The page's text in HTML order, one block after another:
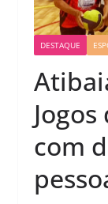
DESTAQUE
com